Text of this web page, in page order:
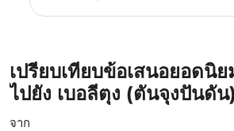
เปรียบเทียบข้อเสนอยอดนิ
ไปยัง เบอลีตุง (ตันจุงปันดัน
จาก